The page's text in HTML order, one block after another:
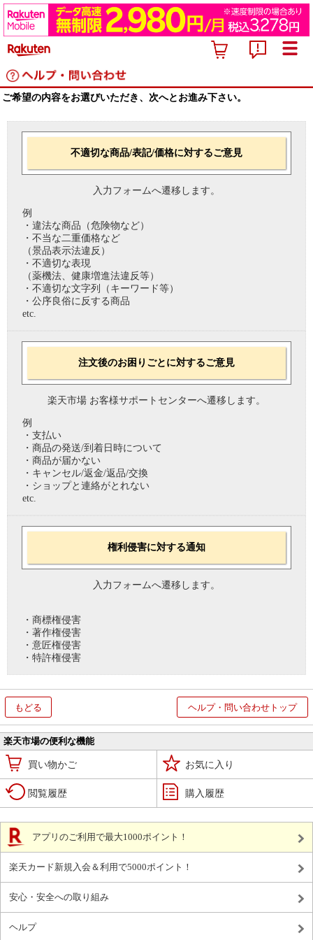
ご希望の内容をお選びいただき、次へとお進み下さい。
不適切な商品/表記/価格に対するご意見
入力フォームへ遷移します。
例
・違法な商品（危険物など）
・不当な二重価格など
（景品表示法違反）
・不適切な表現
（薬機法、健康増進法違反等）
・不適切な文字列（キーワード等）
・公序良俗に反する商品
etc.
注文後のお困りごとに対するご意見
楽天市場 お客様サポートセンターへ遷移します。
例
・支払い
・商品の発送/到着日時について
・商品が届かない
・キャンセル/返金/返品/交換
・ショップと連絡がとれない
etc.
権利侵害に対する通知
入力フォームへ遷移します。
・商標権侵害
・著作権侵害
・意匠権侵害
・特許権侵害
もどる ヘルプ・問い合わせトップ
楽天市場の便利な機能
買い物かご お気に入り
閲覧履歴 購入履歴
アプリのご利用で最大1000ポイント！
楽天カード新規入会＆利用で5000ポイント！
安心・安全への取り組み
ヘルプ